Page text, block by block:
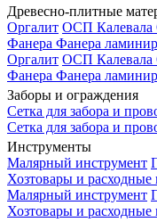
Древесно-плитные
Оргалит ОСП Калевала
Фанера Фанера
Оргалит ОСП Калевала
Фанера Фанера
Заборы и ограждения
Сетка для забора и
Сетка для забора и
Инструменты
Малярный инструмент
Хозтовары и расходные
Малярный инструмент
Хозтовары и расходные